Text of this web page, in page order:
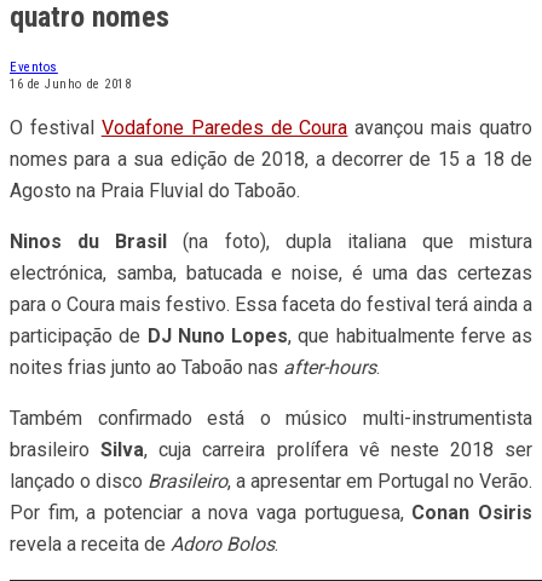
quatro nomes
Eventos
16 de Junho de 2018
O festival Vodafone Paredes de Coura avançou mais quatro
nomes para a sua edição de 2018, a decorrer de 15 a 18 de
Agosto na Praia Fluvial do Taboão.
Ninos du Brasil
(na foto), dupla italiana que mistura
electrónica, samba, batucada e noise, é uma das certezas
para o Coura mais festivo. Essa faceta do festival terá ainda a
participação de DJ Nuno Lopes, que habitualmente ferve as
noites frias junto ao Taboão nas after-hours.
Também confirmado está o músico multi-instrumentista
brasileiroSilva, cuja carreira prolífera vê neste 2018 ser
lançado o disco Brasileiro, a apresentar em Portugal no Verão.
Por fim, a potenciar a nova vaga portuguesa, Conan Osiris
revela a receita de Adoro Bolos.